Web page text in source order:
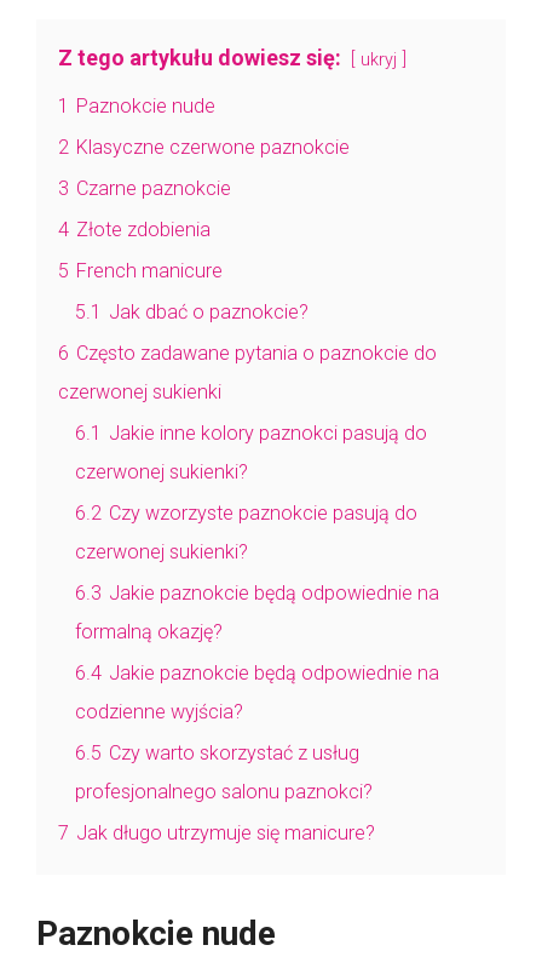
Z tego artykułu dowiesz się: ukryj
1 Paznokcie nude
2 Klasyczne czerwone paznokcie
3 Czarne paznokcie
4 Złote zdobienia
5 French manicure
5.1 Jak dbać o paznokcie?
6 Często zadawane pytania o paznokcie do
czerwonej sukienki
6.1 Jakie inne kolory paznokci pasują do
czerwonej sukienki?
6.2 Czy wzorzyste paznokcie pasują do
czerwonej sukienki?
6.3 Jakie paznokcie będą odpowiednie na
formalną okazję?
6.4 Jakie paznokcie będą odpowiednie na
codzienne wyjścia?
6.5 Czy warto skorzystać z usług
profesjonalnego salonu paznokci?
7 Jak długo utrzymuje się manicure?
Paznokcie nude